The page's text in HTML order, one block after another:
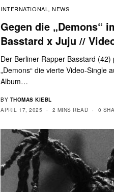
INTERNATIONAL ,NEWS
Gegen die „Demons“
Basstard x Juju //
Der Berliner Rapper Basstard (42)
„Demons“ die vierte Video-Single
Album…
BY THOMAS KIEBL
APRIL 17, 2025
2 MINS READ 0